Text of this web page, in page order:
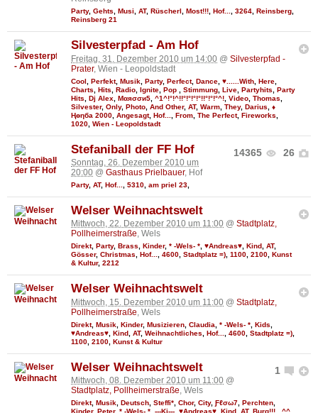
Party, Gehts, Musi, AT, Rüscherl, Most!!!, Hof..., 3264, Reinsberg,
Reinsberg 21
Silvesterpfad - Am Hof
Freitag, 31. Dezember 2010 um 14:00 @ Silvesterpfad -
Prater, Wien - Leopoldstadt
Cool Perfekt, Musik Party, Perfect, Dance ♥......With Here
Charts
Hits Radio Ignite Pop Stimmung Live Partyhits
Party
Hits
Dj Alex Мαяσσи5 ^1^!°!^!!°!°!°!°!!°!°!°^! Video Thomas
Silvester, Only, Photo And Other, AT, Warm They, Darius
♦
Ңөηба 2000 Angesagt, Hof... From The Perfect, Fireworks
1020 Wien - Leopoldstadt
14365 26
Stefaniball der FF Hof
Sonntag, 26. Dezember 2010 um
20:00 @ Gasthaus Prielbauer, Hof
Party, AT, Hof... 5310 am priel 23
Welser Weihnachtswelt
Mittwoch, 22. Dezember 2010 um 11:00 @ Stadtplatz,
Pollheimerstraße, Wels
Direkt, Party, Brass, Kinder, * -Wels- *, ♥Andreas♥, Kind, AT,
Gösser, Christmas, Hof..., 4600, Stadtplatz =), 1100, 2100, Kunst
& Kultur, 2212
Welser Weihnachtswelt
Mittwoch, 15. Dezember 2010 um 11:00 @ Stadtplatz,
Pollheimerstraße , Wels
Direkt, Musik Kinder, Musizieren Claudia * -Wels- * Kids
♥Andreas♥ Kind AT, Weihnachtliches Hof... 4600 Stadtplatz =)
1100 2100 Kunst & Kultur
1
Welser Weihnachtswelt
Mittwoch, 08. Dezember 2010 um 11:00 @
Stadtplatz, Pollheimerstraße, Wels
Direkt, Musik Deutsch Steffi* Chor, City, Ƒℓσω7 Perchten
Kinder, Peter, * -Wels- * ---Kj--- ♥Andreas♥ Kind AT, Burg!!!...^^